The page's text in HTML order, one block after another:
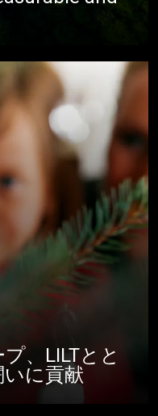
、LILTとと
に貢献